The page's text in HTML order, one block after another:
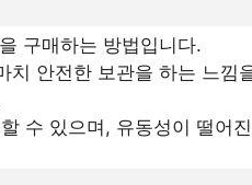
구매하는 방법입니다.
치 안전한 보관을 하는 느낌
수 있으며, 유동성이 떨어